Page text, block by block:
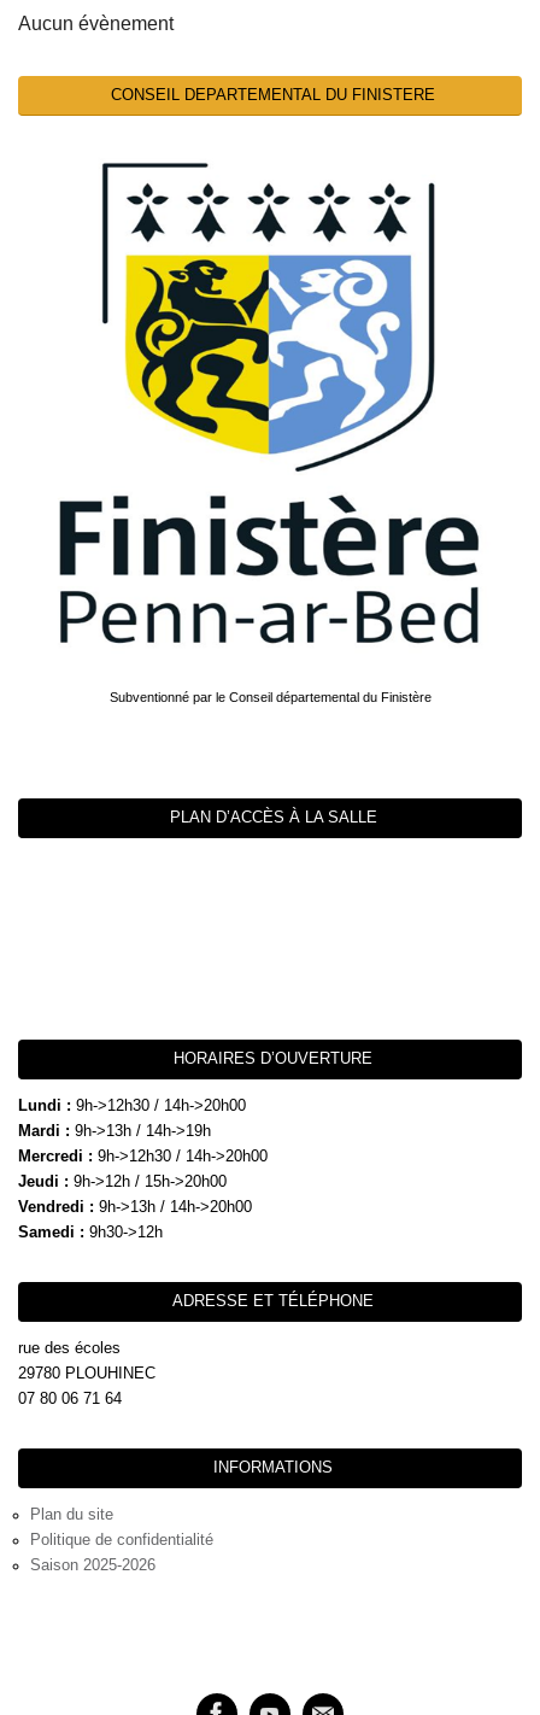
Aucun évènement
CONSEIL DEPARTEMENTAL DU FINISTERE
Subventionné par le Conseil départemental du Finistère
PLAN D’ACCÈS À LA SALLE
HORAIRES D’OUVERTURE
Lundi : 9h->12h30 / 14h->20h00
Mardi : 9h->13h / 14h->19h
Mercredi : 9h->12h30 / 14h->20h00
Jeudi : 9h->12h / 15h->20h00
Vendredi : 9h->13h / 14h->20h00
Samedi : 9h30->12h
ADRESSE ET TÉLÉPHONE
rue des écoles
29780 PLOUHINEC
07 80 06 71 64
INFORMATIONS
Plan du site
Politique de confidentialité
Saison 2025-2026